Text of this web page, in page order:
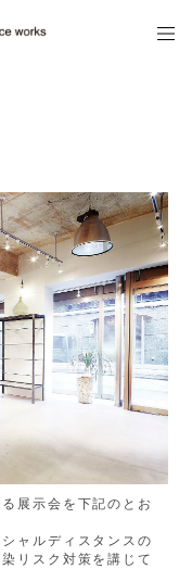
展示会を下記のとお
ャルディスタンスの
リスク対策を講じて